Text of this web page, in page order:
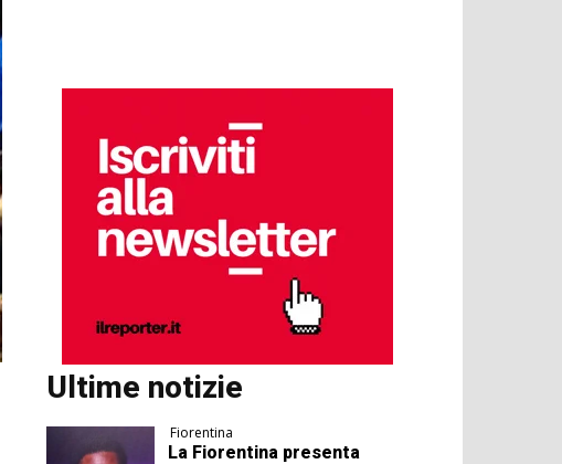
Ultime notizie
Fiorentina
La Fiorentina presenta